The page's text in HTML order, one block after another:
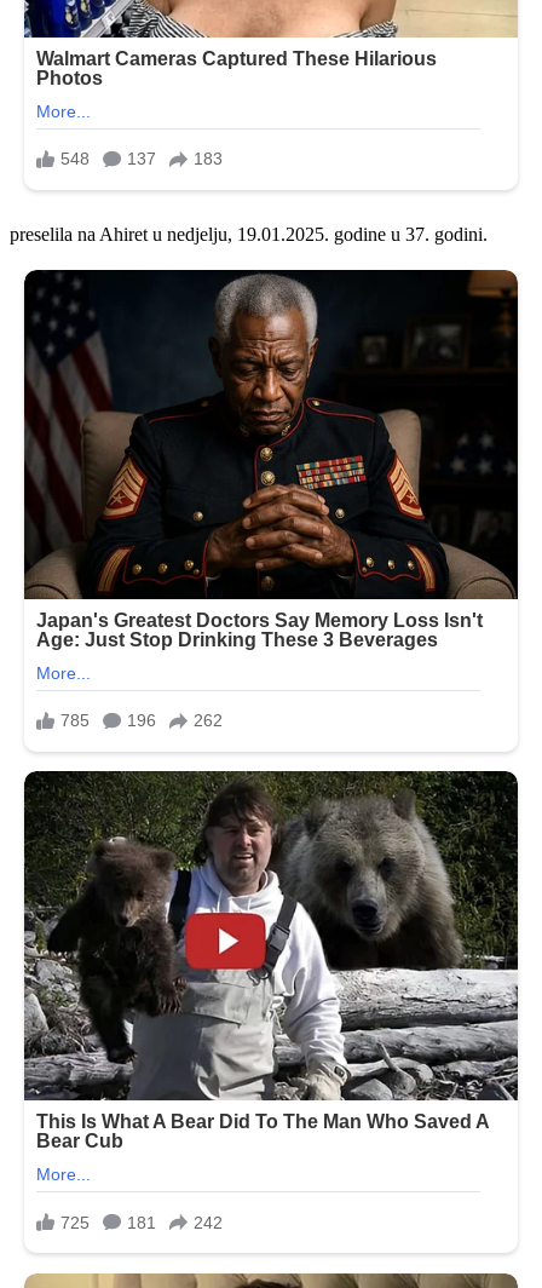
preselila na Ahiret u nedjelju, 19.01.2025. godine u 37. godini.